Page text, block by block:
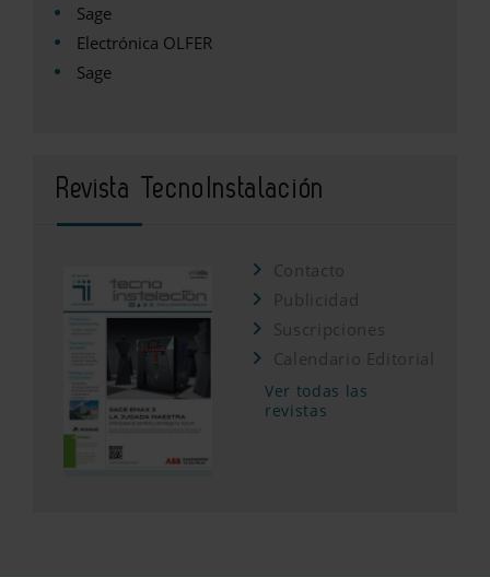
Sage
Electrónica OLFER
Sage
Revista TecnoInstalación
Contacto
Publicidad
Suscripciones
Calendario Editorial
Ver todas las
revistas